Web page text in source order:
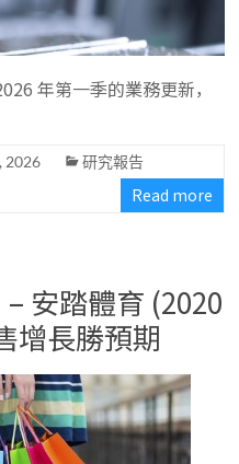
年第一季的業務更新，
2026 研究報告
Read more
安踏體育 (2020
增長勝預期